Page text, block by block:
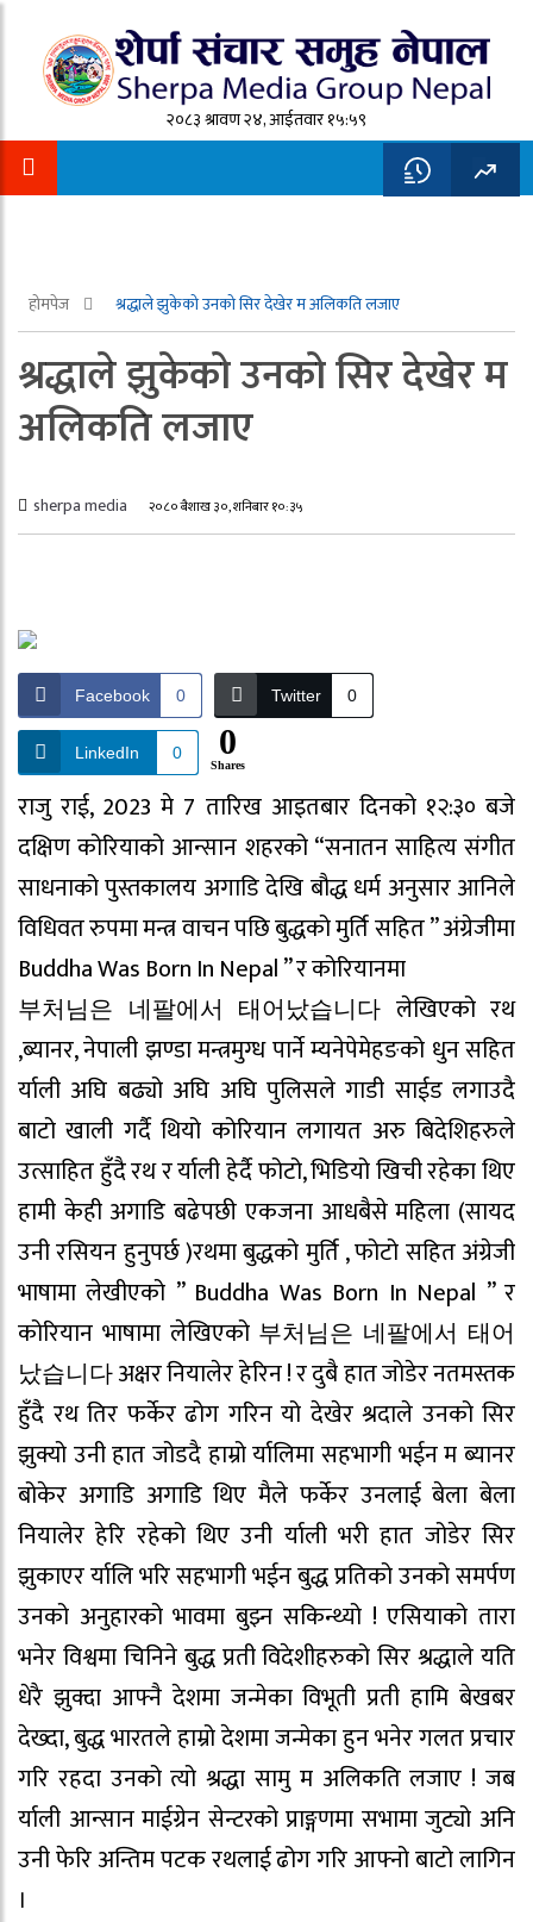
२०८३ श्रावण २४, आईतवार १५:५९
होमपेज श्रद्धाले झुकेको उनको सिर देखेर म अलिकति लजाए
श्रद्धाले झुकेको उनको सिर देखेर म
अलिकति लजाए
sherpa media २०८० बैशाख ३०, शनिबार १०:३५
Facebook 0 Twitter 0
LinkedIn 0 0
Shares
राजु राई, 2023 मे 7 तारिख आइतबार दिनको १२:३० बजे
दक्षिण कोरियाको आन्सान शहरको “सनातन साहित्य संगीत
साधनाको पुस्तकालय अगाडि देखि बौद्ध धर्म अनुसार आनिले
विधिवत रुपमा मन्त्र वाचन पछि बुद्धको मुर्ति सहित ” अंग्रेजीमा
Buddha Was Born In Nepal ” र कोरियानमा
부처님은 네팔에서 태어났습니다 लेखिएको रथ
,ब्यानर, नेपाली झण्डा मन्त्रमुग्ध पार्ने म्यनेपेमेहङको धुन सहित
र्याली अघि बढ्यो अघि अघि पुलिसले गाडी साईड लगाउदै
बाटो खाली गर्दै थियो कोरियान लगायत अरु बिदेशिहरुले
उत्साहित हुँदै रथ र र्याली हेर्दै फोटो, भिडियो खिची रहेका थिए
हामी केही अगाडि बढेपछी एकजना आधबैसे महिला (सायद
उनी रसियन हुनुपर्छ )रथमा बुद्धको मुर्ति , फोटो सहित अंग्रेजी
भाषामा लेखीएको ” Buddha Was Born In Nepal ” र
कोरियान भाषामा लेखिएको 부처님은 네팔에서 태어
났습니다 अक्षर नियालेर हेरिन ! र दुबै हात जोडेर नतमस्तक
हुँदै रथ तिर फर्केर ढोग गरिन यो देखेर श्रदाले उनको सिर
झुक्यो उनी हात जोडदै हाम्रो र्यालिमा सहभागी भईन म ब्यानर
बोकेर अगाडि अगाडि थिए मैले फर्केर उनलाई बेला बेला
नियालेर हेरि रहेको थिए उनी र्याली भरी हात जोडेर सिर
झुकाएर र्यालि भरि सहभागी भईन बुद्ध प्रतिको उनको समर्पण
उनको अनुहारको भावमा बुझ्न सकिन्थ्यो ! एसियाको तारा
भनेर विश्वमा चिनिने बुद्ध प्रती विदेशीहरुको सिर श्रद्धाले यति
धेरै झुक्दा आफ्नै देशमा जन्मेका विभूती प्रती हामि बेखबर
देख्दा, बुद्ध भारतले हाम्रो देशमा जन्मेका हुन भनेर गलत प्रचार
गरि रहदा उनको त्यो श्रद्धा सामु म अलिकति लजाए ! जब
र्याली आन्सान माईग्रेन सेन्टरको प्राङ्गणमा सभामा जुट्यो अनि
उनी फेरि अन्तिम पटक रथलाई ढोग गरि आफ्नो बाटो लागिन
।